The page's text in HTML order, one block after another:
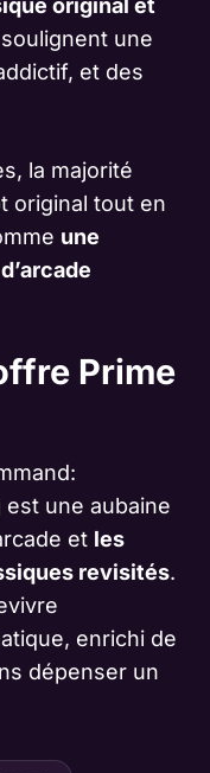
original et
une
et des
la majorité
original tout en
une
Prime
est une aubaine
et les
revisités.
enrichi de
dépenser un